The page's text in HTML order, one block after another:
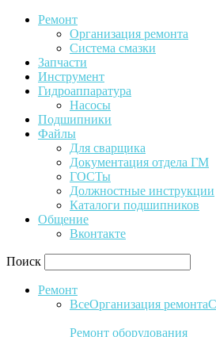
Ремонт
Организация ремонта
Система смазки
Запчасти
Инструмент
Гидроаппаратура
Насосы
Подшипники
Файлы
Для сварщика
Документация отдела ГМ
ГОСТы
Должностные инструкции
Каталоги подшипников
Общение
Вконтакте
Поиск
Ремонт
ВсеОрганизация ремонта
Ремонт оборудования